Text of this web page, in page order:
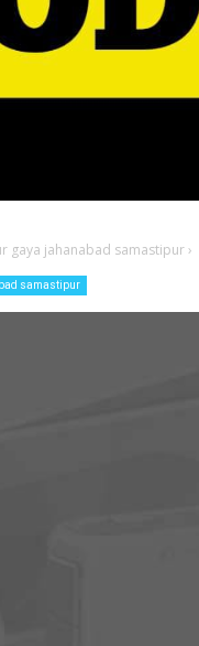
gaya jahanabad samastipur›
samastipur